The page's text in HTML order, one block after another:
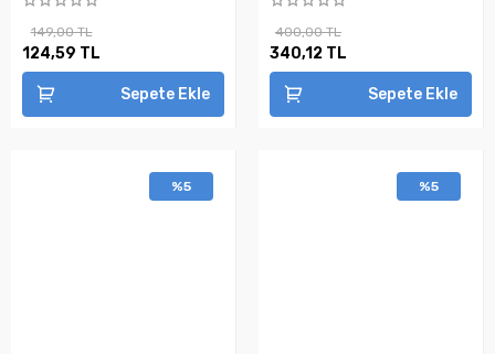
149,00 TL
124,59 TL
Sepete Ekle
400,00 TL
340,12 TL
Sepete Ekle
%5 %5